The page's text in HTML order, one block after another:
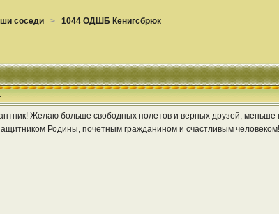
соседи > 1044 ОДШБ Кенигсбрюк
Желаю больше свободных полетов и верных друзей, меньше
Родины, почетным гражданином и счастливым человеком!